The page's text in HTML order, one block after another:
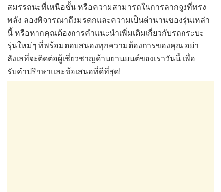
สมรรถนะที่เหนือชั้น หรือความสามารถในการลากจูงที่ทรง
พลัง ลองพิจารณาถึงมรดกและความเป็นตำนานของรุ่นเหล่า
นี้ หรือหากคุณต้องการคำแนะนำเพิ่มเติมเกี่ยวกับรถกระบะ
รุ่นใหม่ๆ ที่พร้อมตอบสนองทุกความต้องการของคุณ อย่า
ลังเลที่จะติดต่อผู้เชี่ยวชาญด้านยานยนต์ของเราวันนี้ เพื่อ
รับคำปรึกษาและข้อเสนอที่ดีที่สุด!